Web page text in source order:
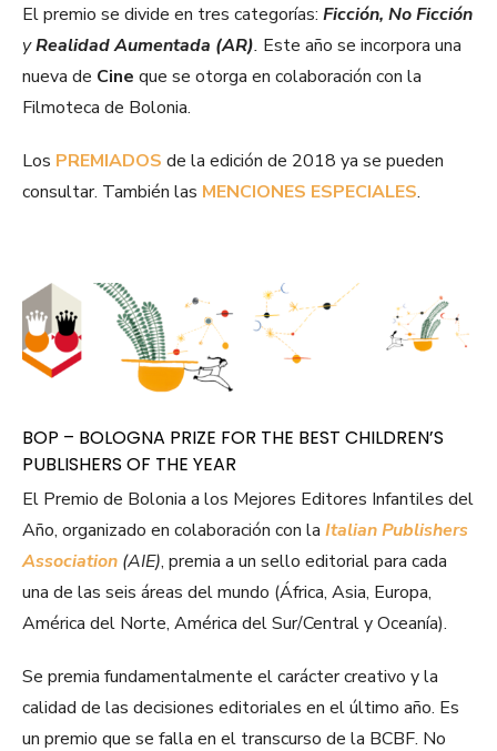
El premio se divide en tres categorías: Ficción, No Ficción
yRealidad Aumentada (AR). Este año se incorpora una
nueva de Cine que se otorga en colaboración con la
Filmoteca de Bolonia.
Los PREMIADOS de la edición de 2018 ya se pueden
consultar. También las MENCIONES ESPECIALES.
BOP – BOLOGNA PRIZE FOR THE BEST CHILDREN’S
PUBLISHERS OF THE YEAR
El Premio de Bolonia a los Mejores Editores Infantiles del
Año, organizado en colaboración con la Italian Publishers
Association (AIE), premia a un sello editorial para cada
una de las seis áreas del mundo (África, Asia, Europa,
América del Norte, América del Sur/Central y Oceanía).
Se premia fundamentalmente el carácter creativo y la
calidad de las decisiones editoriales en el último año. Es
un premio que se falla en el transcurso de la BCBF. No